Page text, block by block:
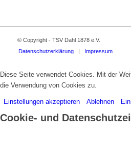
© Copyright - TSV Dahl 1878 e.V.
Datenschutzerklärung
Impressum
Diese Seite verwendet Cookies. Mit der
die Verwendung von Cookies zu.
Einstellungen akzeptieren Ablehnen
Cookie- und